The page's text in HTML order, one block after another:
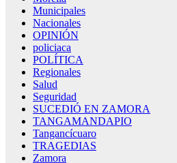
Municipales
Nacionales
OPINIÓN
policiaca
POLÍTICA
Regionales
Salud
Seguridad
SUCEDIÓ EN ZAMORA
TANGAMANDAPIO
Tangancícuaro
TRAGEDIAS
Zamora